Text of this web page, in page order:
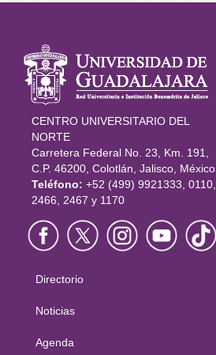
Información
del portal
CENTRO UNIVERSITARIO DEL
NORTE
Carretera Federal No. 23, Km. 191,
C.P. 46200, Colotlán, Jalisco, México
Teléfono: +52 (499) 9921333, 0110,
2466, 2467 y 1170
Menú
principal
Directorio
Noticias
Agenda